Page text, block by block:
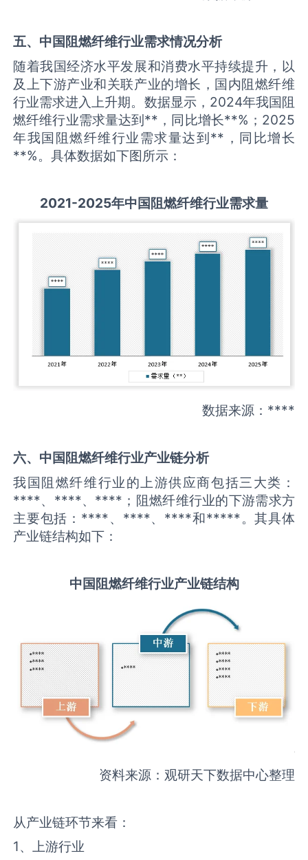
五、中国阻燃纤维行业需求情况分析
随着我国经济水平发展和消费水平持续提升，以
及上下游产业和关联产业的增长，国内阻燃纤维
行业需求进入上升期。数据显示，2024年我国阻
燃纤维行业需求量达到**，同比增长**%；2025
年我国阻燃纤维行业需求量达到**，同比增长
**%。具体数据如下图所示：
2021-2025年中国阻燃纤维行业需求量
数据来源：****
六、中国阻燃纤维行业产业链分析
我国阻燃纤维行业的上游供应商包括三大类：
****、****、****；阻燃纤维行业的下游需求方
主要包括：****、****、****和*****。其具体
产业链结构如下：
中国阻燃纤维行业产业链结构
资料来源：观研天下数据中心整理
从产业链环节来看：
1、上游行业